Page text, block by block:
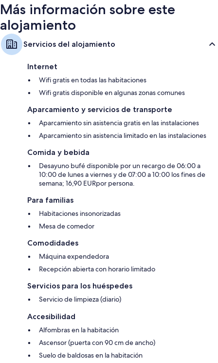
Más información sobre este
alojamiento
Servicios del alojamiento
Internet
Wifi gratis en todas las habitaciones
Wifi gratis disponible en algunas zonas comunes
Aparcamiento y servicios de transporte
Aparcamiento sin asistencia gratis en las instalaciones
Aparcamiento sin asistencia limitado en las instalaciones
Comida y bebida
Desayuno bufé disponible por un recargo de 06:00 a
10:00 de lunes a viernes y de 07:00 a 10:00 los fines de
semana; 16,90 EURpor persona.
Para familias
Habitaciones insonorizadas
Mesa de comedor
Comodidades
Máquina expendedora
Recepción abierta con horario limitado
Servicios para los huéspedes
Servicio de limpieza (diario)
Accesibilidad
Alfombras en la habitación
Ascensor (puerta con 90 cm de ancho)
Suelo de baldosas en la habitación